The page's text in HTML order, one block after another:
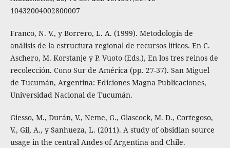
10432004002800007
Franco, N. V., y Borrero, L. A. (1999). Metodología de
análisis de la estructura regional de recursos líticos. En C.
Aschero, M. Korstanje y P. Vuoto (Eds.), En los tres reinos de
recolección. Cono Sur de América (pp. 27-37). San Miguel
de Tucumán, Argentina: Ediciones Magna Publicaciones,
Universidad Nacional de Tucumán.
Giesso, M., Durán, V., Neme, G., Glascock, M. D., Cortegoso,
V., Gil, A., y Sanhueza, L. (2011). A study of obsidian source
usage in the central Andes of Argentina and Chile.